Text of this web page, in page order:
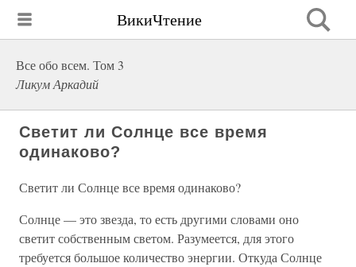
ВикиЧтение
Все обо всем. Том 3
Ликум Аркадий
Светит ли Солнце все время
одинаково?
Светит ли Солнце все время одинаково?
Солнце — это звезда, то есть другими словами оно
светит собственным светом. Разумеется, для этого
требуется большое количество энергии. Откуда Солнце